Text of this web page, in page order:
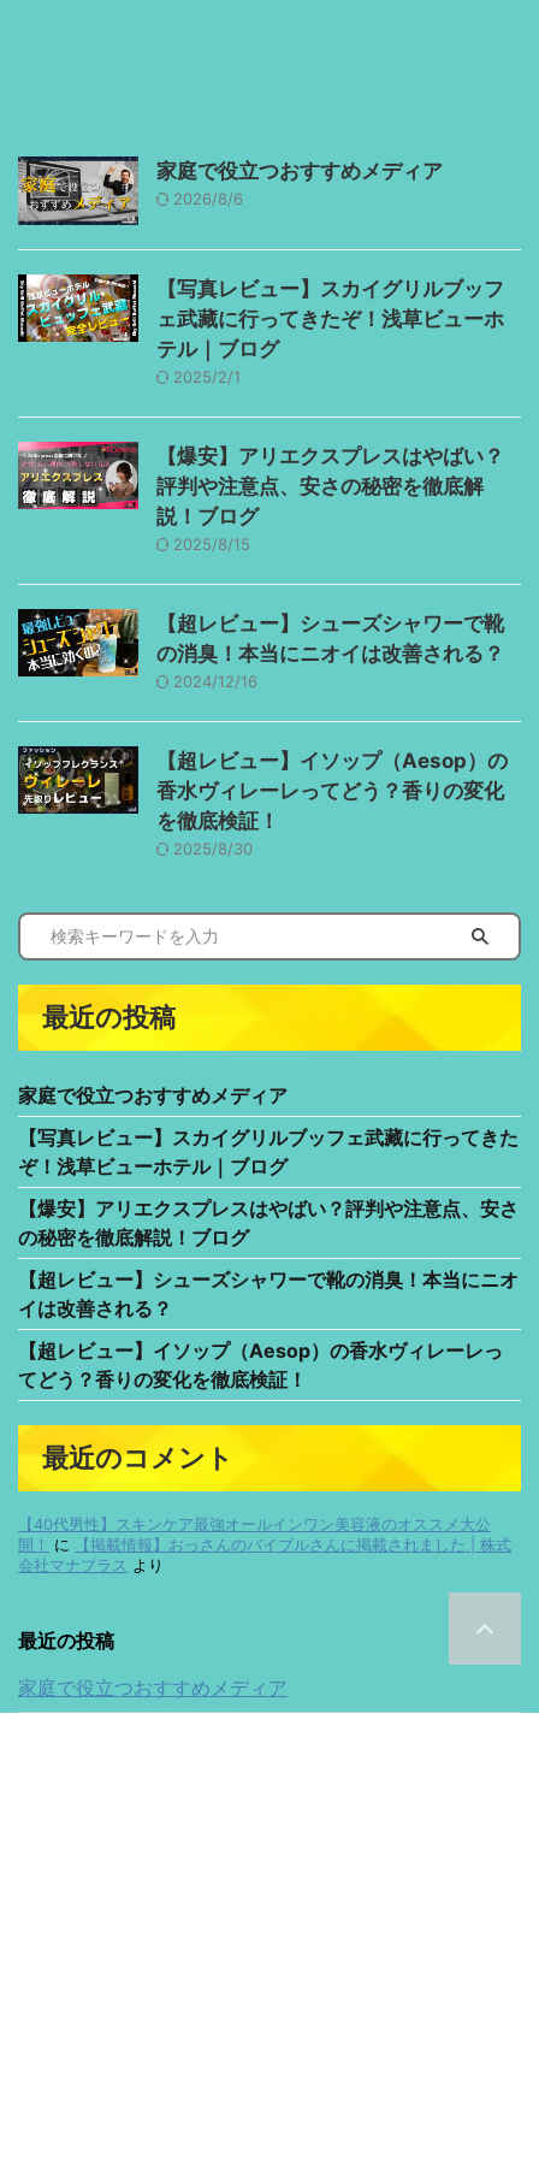
家庭で役立つおすすめメディア
2026/8/6
【写真レビュー】スカイグリルブッフ
ェ武藏に行ってきたぞ！浅草ビューホ
テル｜ブログ
2025/2/1
【爆安】アリエクスプレスはやばい？
評判や注意点、安さの秘密を徹底解
説！ブログ
2025/8/15
【超レビュー】シューズシャワーで靴
の消臭！本当にニオイは改善される？
2024/12/16
【超レビュー】イソップ（Aesop）の
香水ヴィレーレってどう？香りの変化
を徹底検証！
2025/8/30
最近の投稿
家庭で役立つおすすめメディア
【写真レビュー】スカイグリルブッフェ武藏に行ってきた
ぞ！浅草ビューホテル｜ブログ
【爆安】アリエクスプレスはやばい？評判や注意点、安さ
の秘密を徹底解説！ブログ
【超レビュー】シューズシャワーで靴の消臭！本当にニオ
イは改善される？
【超レビュー】イソップ（Aesop）の香水ヴィレーレっ
てどう？香りの変化を徹底検証！
最近のコメント
【40代男性】スキンケア最強オールインワン美容液のオススメ大公
開！
に
【掲載情報】おっさんのバイブルさんに掲載されました | 株式
会社マナプラス より
最近の投稿
家庭で役立つおすすめメディア